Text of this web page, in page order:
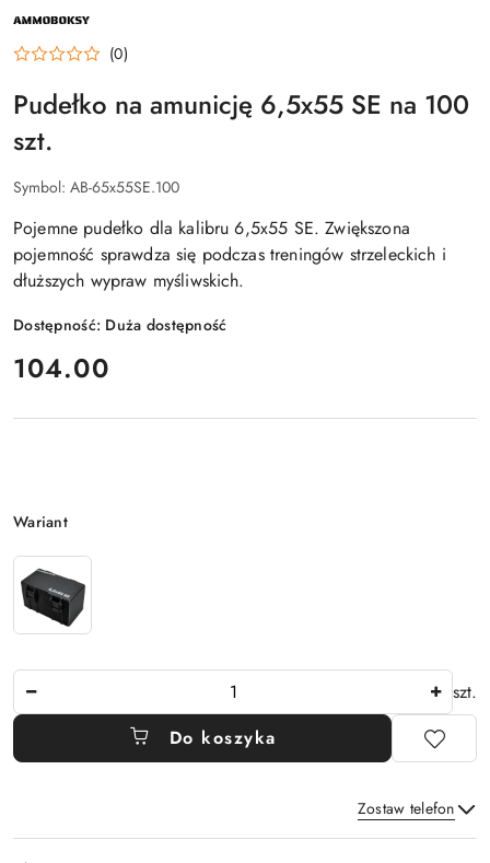
NAZWA
PRODUCENTA:
AMMOBOKSY (0)
Pudełko na amunicję 6,5x55 SE na 100
szt.
Symbol: AB-65x55SE.100
Pojemne pudełko dla kalibru 6,5x55 SE. Zwiększona
pojemność sprawdza się podczas treningów strzeleckich i
dłuższych wypraw myśliwskich.
Dostępność: Duża dostępność
cena:
104.00
Wariant
Wariant
szt.
Do koszyka
Zostaw telefon
Dostępność